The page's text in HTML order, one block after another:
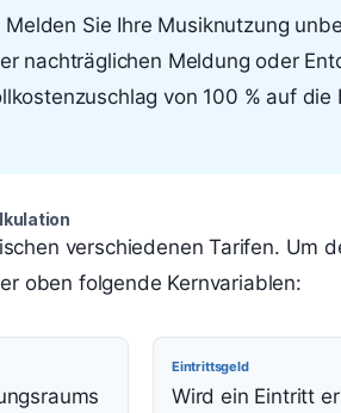
Melden Sie Ihre Musiknutzung
nachträglichen Meldung oder
von 100 % auf die
verschiedenen Tarifen. Um
oben folgende Kernvariablen:
Eintrittsgeld
Wird ein Eintritt